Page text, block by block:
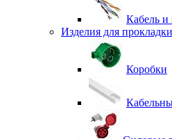
Кабель и
Изделия для
Коробки